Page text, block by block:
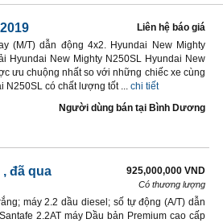
Liên hệ báo giá
(M/T) dẫn động 4x2. Hyundai New Mighty
Hyundai New Mighty N250SL Hyundai New
ưu chuộng nhất so với những chiếc xe cùng
N250SL có chất lượng tốt ... chi tiết
Người dùng bán tại Bình Dương
, đã qua
925,000,000 VND
Có thương lượng
máy 2.2 dầu diesel; số tự động (A/T) dẫn
2.2AT máy Dầu bản Premium cao cấp